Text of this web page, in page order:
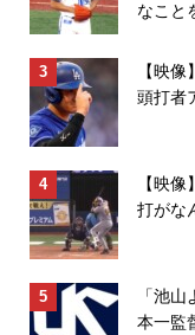
なこと
【映
頭打者
【映
打がな
「池
本一監